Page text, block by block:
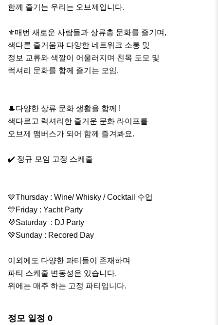
함께 즐기는 우리는 오브제입니다.
⚜️매번 새로운 사람들과 상류층 문화를 즐기며,
색다른 즐거움과 다양한 네트워크 소통 및
정보 교류와 색깔이 어울러지며 친목 도모 및
럭셔리 문화를 함께 즐기는 모임.
🎩다양한 상류 문화 생활을 함께 !
색다르고 럭셔리한 즐거운 문화 라이프를
오브제 맴버스가 되어 함께 즐겨봐요.
✔️ 정규 모임 고정 스케줄
💙Thursday : Wine/ Whisky / Cocktail 수업
💛Friday : Yacht Party
💜Saturday  : DJ Party
💚Sunday : Recored Day
이외에도 다양한 파티들이 존재하며
파티 스케줄 변동성은 있습니다.
위에는 매주 하는 고정 파티입니다.
정모 일정 0